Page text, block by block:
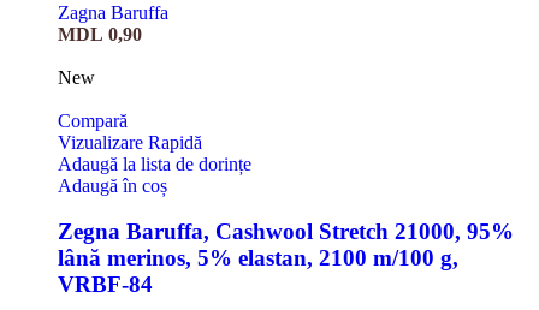
Zagna Baruffa
MDL 0,90
New
Compară
Vizualizare Rapidă
Adaugă la lista de dorințe
Adaugă în coș
Zegna Baruffa, Cashwool Stretch 21000, 95%
lână merinos, 5% elastan, 2100 m/100 g,
VRBF-84